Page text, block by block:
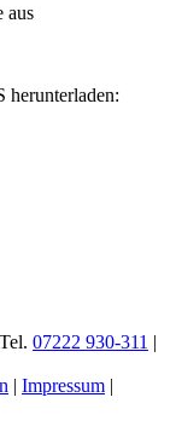
aus
herunterladen:
07222 930-311 |
| Impressum |